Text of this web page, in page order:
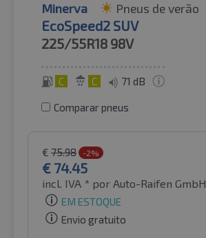
Minerva Pneus de verão
EcoSpeed2 SUV
225/55R18 98V
C C 71 dB
Comparar pneus
€ 75.98 -2%
€ 74.45
incl. IVA * por Auto-Raifen GmbH
EM ESTOQUE
Envio gratuito